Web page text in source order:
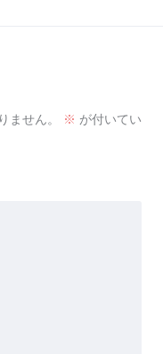
ません。 ※ が付いてい